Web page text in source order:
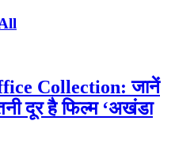
Collection: जानें
दूर है फिल्म ‘अखंडा